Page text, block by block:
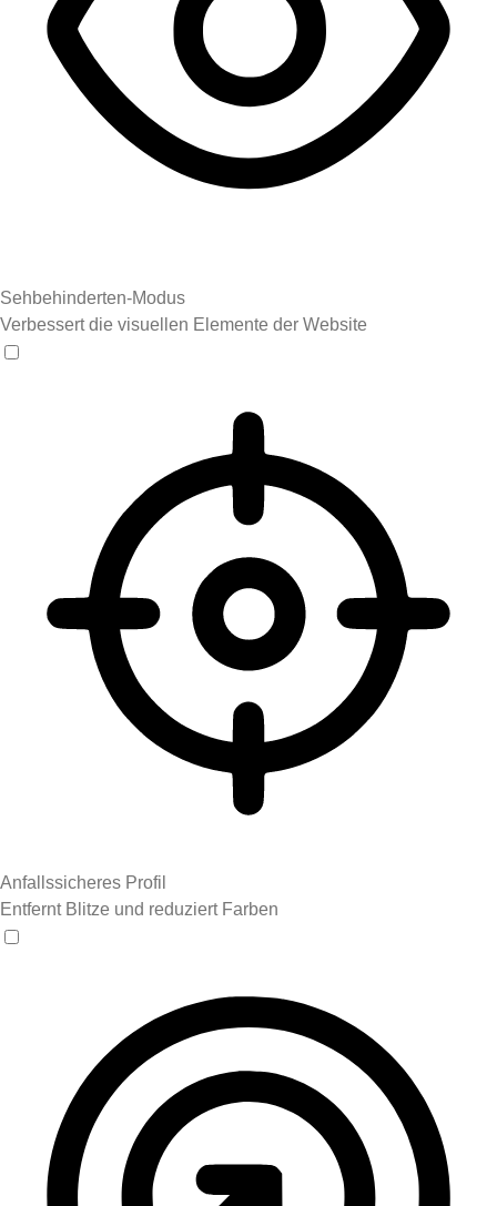
Sehbehinderten-Modus
Verbessert die visuellen Elemente der Website
Anfallssicheres Profil
Entfernt Blitze und reduziert Farben